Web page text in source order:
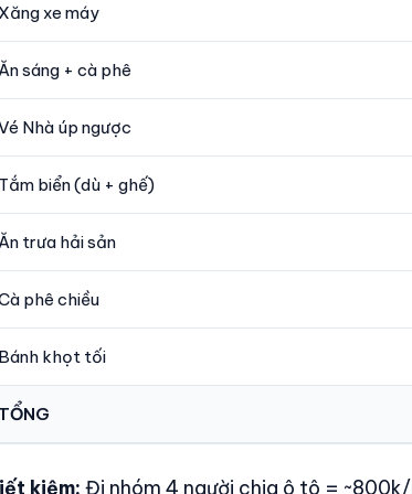
xe máy
sáng + cà phê
Nhà úp ngược
biển (dù + ghế)
trưa hải sản
phê chiều
khọt tối
kiệm: Đi nhóm 4 người chia ô tô =